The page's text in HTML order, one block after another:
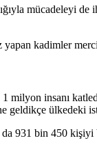
mücadeleyi
kadimler
milyon insanı
ülkedeki
931 bin 450